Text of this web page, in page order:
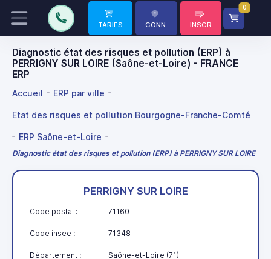
TARIFS CONN. INSCR
0
Diagnostic état des risques et pollution (ERP) à
PERRIGNY SUR LOIRE (Saône-et-Loire) - FRANCE
ERP
Accueil ERP par ville
Etat des risques et pollution Bourgogne-Franche-Comté
ERP Saône-et-Loire
Diagnostic état des risques et pollution (ERP) à PERRIGNY SUR LOIRE
PERRIGNY SUR LOIRE
Code postal : 71160
Code insee : 71348
Département : Saône-et-Loire (71)